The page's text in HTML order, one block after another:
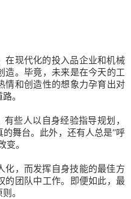
在现代化的投入品企业和机械
造。毕竟，未来是在今天的工
情和创造性的想象力孕育出对
。
些人以自身经验指导规划，
舞台。此外，还有人总是“呼
变。
化，而发挥自身技能的最佳方
的团队中工作。即便如此，最
。